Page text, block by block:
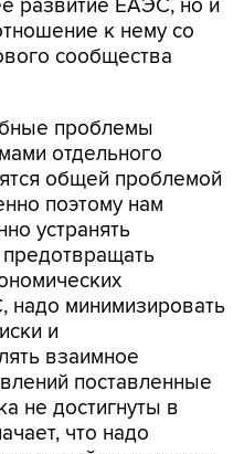
сообщества
проблемы
общей проблемой
поэтому нам
устранять
минимизировать
и
взаимное
поставленные
не достигнуты в
что надо
реализации
заявил Пашинян.